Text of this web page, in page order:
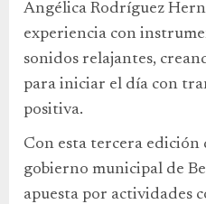
Angélica Rodríguez
experiencia con
sonidos relajantes,
para iniciar el día con
positiva.
Con esta tercera edición
gobierno municipal de
apuesta por actividades